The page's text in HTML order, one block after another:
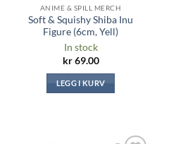
ANIME & SPILL MERCH
Soft & Squishy Shiba Inu
Figure (6cm, Yell)
In stock
kr69.00
LEGG I KURV